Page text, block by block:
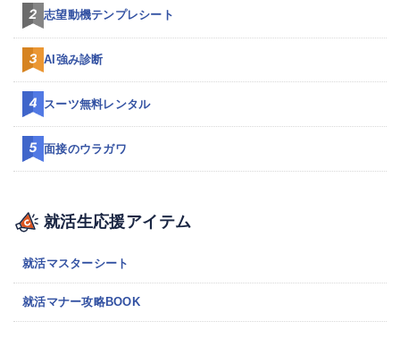
志望動機テンプレシート
AI強み診断
スーツ無料レンタル
面接のウラガワ
就活生応援アイテム
就活マスターシート
就活マナー攻略BOOK